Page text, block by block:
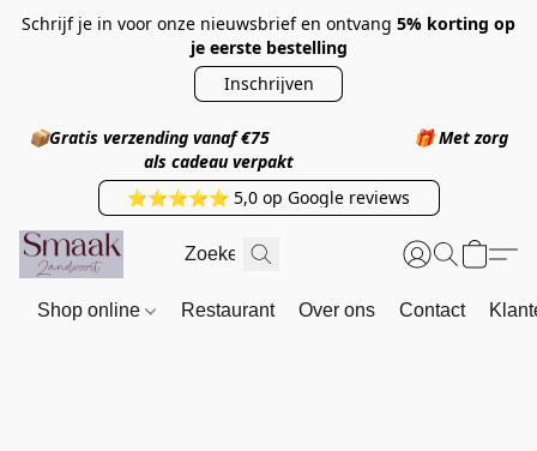
Schrijf je in voor onze nieuwsbrief en ontvang 5% korting op
je eerste bestelling
Inschrijven
📦Gratis verzending vanaf €75 🎁Met zorg
als cadeau verpakt
⭐⭐⭐⭐⭐ 5,0 op Google reviews
Shop online Restaurant Over ons Contact